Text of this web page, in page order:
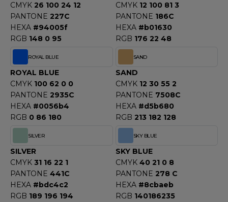
CMYK 26 100 24 12
PANTONE 227C
HEXA #94005f
RGB 148 0 95
CMYK 12 100 81 3
PANTONE 186C
HEXA #b01630
RGB 176 22 48
ROYAL BLUE
ROYAL BLUE
CMYK 100 62 0 0
PANTONE 2935C
HEXA #0056b4
RGB 0 86 180
SAND
SAND
CMYK 12 30 55 2
PANTONE 7508C
HEXA #d5b680
RGB 213 182 128
SILVER
SILVER
CMYK 31 16 22 1
PANTONE 441C
HEXA #bdc4c2
RGB 189 196 194
SKY BLUE
SKY BLUE
CMYK 40 21 0 8
PANTONE 278 C
HEXA #8cbaeb
RGB 140186235